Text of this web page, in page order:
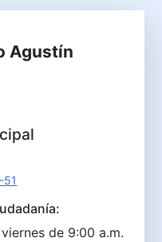
Agustín
de 9:00 a.m.